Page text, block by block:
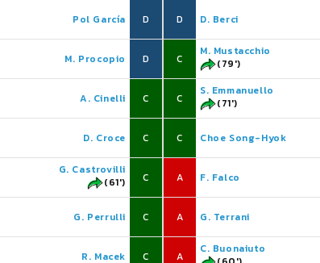
Pol García D
M. Procopio D
A. Cinelli C
D. Croce C
G. Castrovilli
(61')
C
G. Perrulli C
R. Macek C
D D. Berci
C
M. Mustacchio
(79')
C
S. Emmanuello
(71')
C Choe Song-Hyok
A F. Falco
A G. Terrani
A
C. Buonaiuto